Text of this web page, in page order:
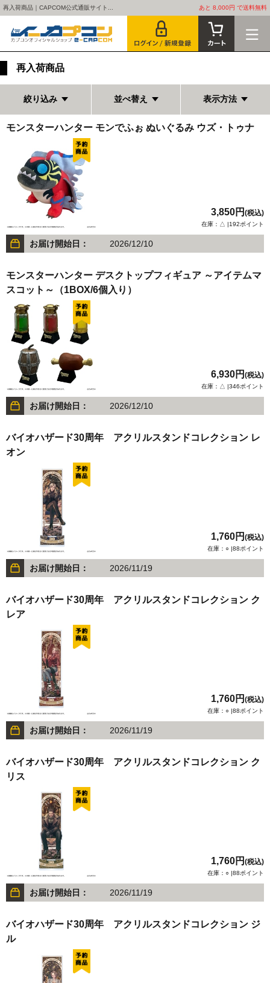
再入荷商品｜CAPCOM公式通販サイト... あと 8,000円 で送料無料
再入荷商品
絞り込み 並べ替え 表示方法
モンスターハンター モンでふぉ ぬいぐるみ ウズ・トゥナ
3,850円 (税込)
在庫：△ |192ポイント
お届け開始日： 2026/12/10
モンスターハンター デスクトップフィギュア ～アイテムマ
スコット～（1BOX/6個入り）
6,930円 (税込)
在庫：△ |346ポイント
お届け開始日： 2026/12/10
バイオハザード30周年 アクリルスタンドコレクション レ
オン
1,760円 (税込)
在庫：○ |88ポイント
お届け開始日： 2026/11/19
バイオハザード30周年 アクリルスタンドコレクション ク
レア
1,760円 (税込)
在庫：○ |88ポイント
お届け開始日： 2026/11/19
バイオハザード30周年 アクリルスタンドコレクション ク
リス
1,760円 (税込)
在庫：○ |88ポイント
お届け開始日： 2026/11/19
バイオハザード30周年 アクリルスタンドコレクション ジ
ル